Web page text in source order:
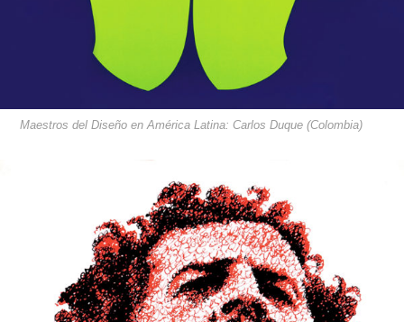
Maestros del Diseño en América Latina: Carlos Duque (Colombia)